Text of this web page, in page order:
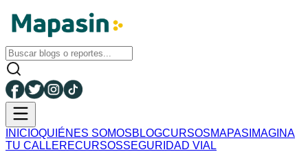
INICIOQUIÉNES SOMOSBLOGCURSOSMAPAS IMAGINA
TU CALLERECURSOSSEGURIDAD VIAL